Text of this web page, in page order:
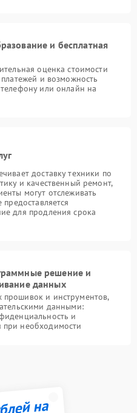
и бесплатная
оценка стоимости
и возможность
или онлайн на
доставку техники по
и качественный ремонт,
могут отслеживать
для продления срока
решение и
данных
и инструментов,
данными:
и
необходимости